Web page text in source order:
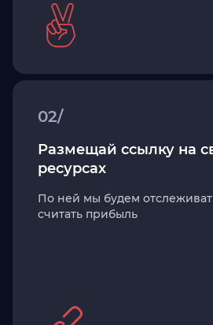
02/
Размещай ссылку на
ресурсах
По ней мы будем
считать прибыль